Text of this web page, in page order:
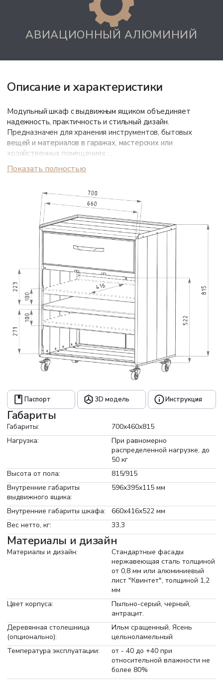
АВИАЦИОННЫЙ АЛЮМИНИЙ
Описание и характеристики
Модульный шкаф с выдвижным ящиком объединяет
надежность, практичность и стильный дизайн.
Предназначен для хранения инструментов, бытовых
вещей и материалов в гаражах, мастерских или
хозяйственных помещениях.
Корпус серого цвета выполнен из авиационного алюминия,
механическим воздействиям, не деформируется и не
теряет привлекательности благодаря порошковому
покрытию.
Фасад из алюминия «Квинтет» черного цвета эффектно
контрастирует со столешницей из массива ясеня, которая
придает приятную текстуру и нотку премиальности.
Доводчики гарантируют плавное закрывание дверей и
ящиков, магнитные фиксаторы исключают зазоры и
перекосы. Установлен на колесных опорах для удобного
перемещения.
- Корпус: пыльно-серый
- Фасад: черный
- Столешница: ясень
- Опоры: колесные
Показать полностью
Паспорт 3D модель Инструкция
Габариты
Габариты:
700x460x815
Нагрузка:
При равномерно
распределенной нагрузке, до
50 кг
Высота от пола:
815/915
Внутренние габариты
выдвижного ящика:
596х395х115 мм
Внутренние габариты шкафа:
660х416х522 мм
Вес нетто, кг:
33,3
Материалы и дизайн
Материалы и дизайн:
Стандартные фасады
нержавеющая сталь толщиной
от 0,8 мм или алюминиевый
лист "Квинтет", толщиной 1,2
мм
Цвет корпуса:
Пыльно-серый, черный,
антрацит.
Деревянная столешница
(опционально):
Ильм сращенный, Ясень
цельноламельный
Температура эксплуатации:
от - 40 до +40 при
относительной влажности не
более 80%